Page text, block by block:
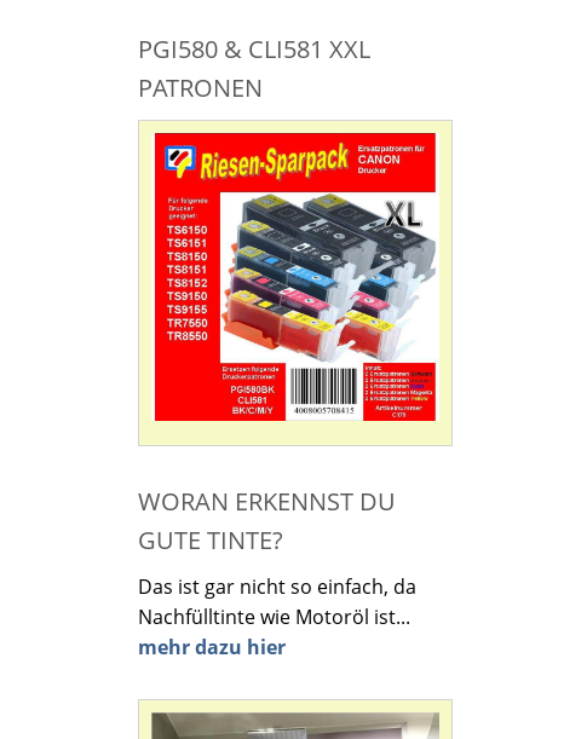
PGI580 & CLI581 XXL
PATRONEN
WORAN ERKENNST DU
GUTE TINTE?
Das ist gar nicht so einfach, da
Nachfülltinte wie Motoröl ist...
mehr dazu hier